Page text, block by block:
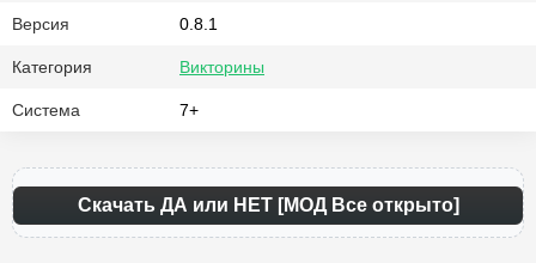
Версия 0.8.1
Категория Викторины
Система 7+
Скачать ДА или НЕТ [МОД Все открыто]